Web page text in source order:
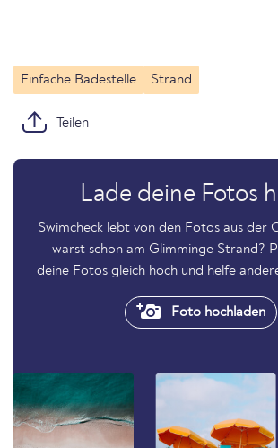
Einfache Badestelle Strand
Teilen
Lade deine Fotos
Swimcheck lebt von den Fotos aus der
warst schon am Glimminge Strand?
deine Fotos gleich hoch und helfe
Foto hochladen